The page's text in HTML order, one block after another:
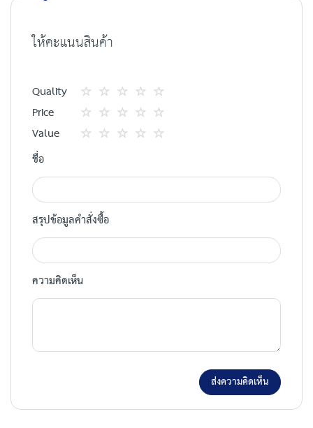
ให้คะแนนสินค้า
Quality
1
star
2
ดาว
3
ดาว
4
ดาว
5
ดาว
Price
1
2
3
4
5
Value
ชื่อ
สรุปข้อมูลคำสั่งซื้อ
ความคิดเห็น
ส่งความคิดเห็น